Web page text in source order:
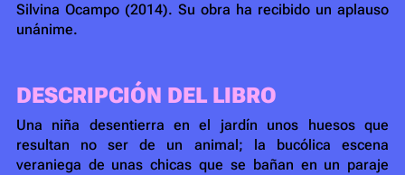
Silvina Ocampo (2014). Su obra ha recibido un aplauso
unánime.
DESCRIPCIÓN DEL LIBRO
Una niña desentierra en el jardín unos huesos que
resultan no ser de un animal; la bucólica escena
veraniega de unas chicas que se bañan en un paraje